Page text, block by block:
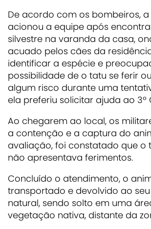
De acordo com os bombeiros,
acionou a equipe após
silvestre na varanda da casa,
acuado pelos cães da
identificar a espécie e
possibilidade de o tatu se ferir
algum risco durante uma
ela preferiu solicitar ajuda ao 3º
Ao chegarem ao local, os
a contenção e a captura do
avaliação, foi constatado que o
não apresentava ferimentos.
Concluído o atendimento, o
transportado e devolvido ao
natural, sendo solto em uma
vegetação nativa, distante da